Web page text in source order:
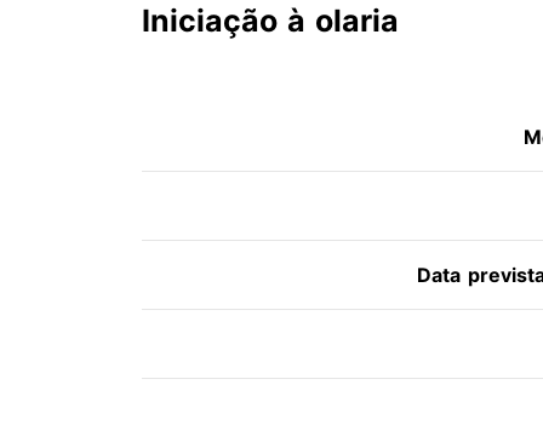
Iniciação à olaria
Data